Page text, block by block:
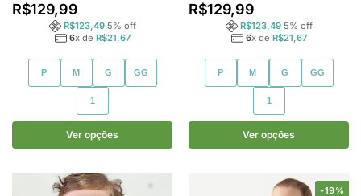
R$129,99
R$123,49 5% off
6x de R$21,67
P M G GG
1
Ver opções
R$129,99
R$123,49 5% off
6x de R$21,67
P M G GG
1
Ver opções
-19%